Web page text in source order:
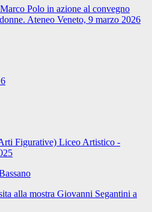
Polo in azione al convegno
Ateneo Veneto, 9 marzo 2026
Figurative) Liceo Artistico -
alla mostra Giovanni Segantini a